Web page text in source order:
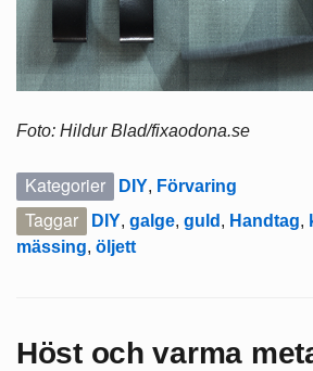
Foto: Hildur Blad/fixaodona.se
Kategorier DIY, Förvaring
Taggar DIY, galge, guld , Handtag,
mässing, öljett
Höst och varma